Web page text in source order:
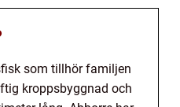
som tillhör familjen
kroppsbyggnad och